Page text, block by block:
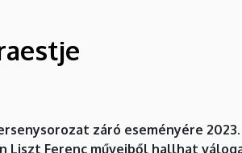
záró eseményére
Liszt Ferenc műveiből hallhat